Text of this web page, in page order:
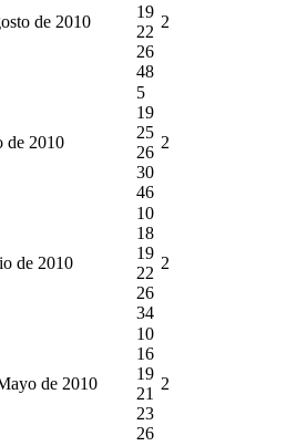
de 2010
19
22
26
48
2
de 2010
5
19
25
26
30
46
2
de 2010
10
18
19
22
26
34
2
de 2010
10
16
19
21
23
26
2